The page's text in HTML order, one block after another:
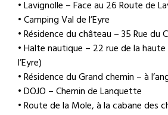
• Lavignolle – Face au 26 Route de
• Camping Val de l’Eyre
• Résidence du château – 35 Rue du
• Halte nautique – 22 rue de la
l’Eyre)
• Résidence du Grand chemin – à
• DOJO – Chemin de Lanquette
• Route de la Mole, à la cabane des